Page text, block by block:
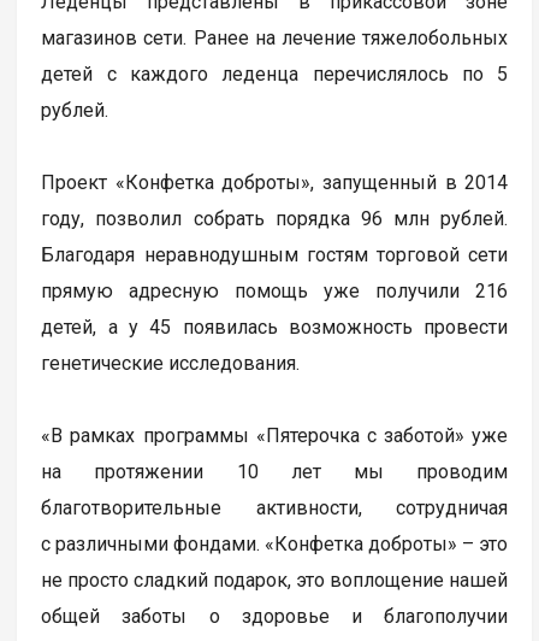
магазинов сети. Ранее на лечение тяжелобольных
детей с каждого леденца перечислялось по 5
рублей.
Проект «Конфетка доброты», запущенный в 2014
году, позволил собрать порядка 96 млн рублей.
Благодаря неравнодушным гостям торговой сети
прямую адресную помощь уже получили 216
детей, а у 45 появилась возможность провести
генетические исследования.
«В рамках программы «Пятерочка с заботой» уже
на протяжении 10 лет мы проводим
благотворительные активности, сотрудничая
с различными фондами. «Конфетка доброты» – это
не просто сладкий подарок, это воплощение нашей
общей заботы о здоровье и благополучии